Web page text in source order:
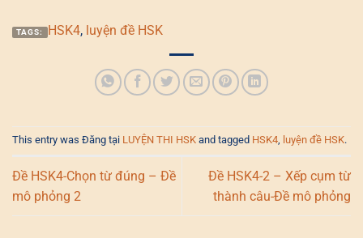
TAGS: HSK4, luyện đề HSK
This entry was Đăng tại LUYỆN THI HSK and tagged HSK4 luyện đề HSK.
Đề HSK4-Chọn từ đúng – Đề
mô phỏng 2
Đề HSK4-2 – Xếp cụm từ
thành câu-Đề mô phỏng